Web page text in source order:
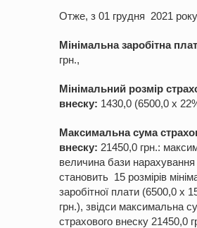
Отже, з 01 грудня 2021
Мінімальна заробітна
грн.,
Мінімальний розмір
внеску: 1430,0 (6500,0 х
Максимальна сума
внеску: 21450,0 грн.:
величина бази
становить 15 розмірів
заробітної плати (6500,0 х
грн.), звідси максимальна
страхового внеску 21450,0